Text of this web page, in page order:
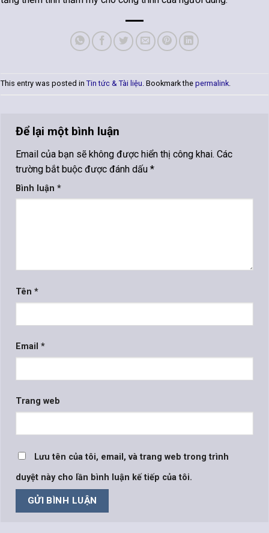
This entry was posted in Tin tức & Tài liệu. Bookmark the permalink.
Để lại một bình luận
Email của bạn sẽ không được hiển thị công khai. Các
trường bắt buộc được đánh dấu *
Bình luận *
Tên *
Email *
Trang web
Lưu tên của tôi, email, và trang web trong trình
duyệt này cho lần bình luận kế tiếp của tôi.